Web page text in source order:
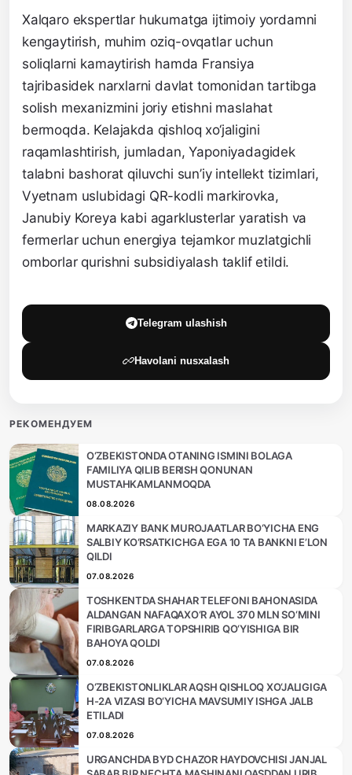
Xalqaro ekspertlar hukumatga ijtimoiy yordamni
kengaytirish, muhim oziq-ovqatlar uchun
soliqlarni kamaytirish hamda Fransiya
tajribasidek narxlarni davlat tomonidan tartibga
solish mexanizmini joriy etishni maslahat
bermoqda. Kelajakda qishloq xo‘jaligini
raqamlashtirish, jumladan, Yaponiyadagidek
talabni bashorat qiluvchi sun’iy intellekt tizimlari,
Vyetnam uslubidagi QR-kodli markirovka,
Janubiy Koreya kabi agarklusterlar yaratish va
fermerlar uchun energiya tejamkor muzlatgichli
omborlar qurishni subsidiyalash taklif etildi.
Telegram ulashish
Havolani nusxalash
РЕКОМЕНДУЕМ
O‘ZBEKISTONDA OTANING ISMINI BOLAGA
FAMILIYA QILIB BERISH QONUNAN
MUSTAHKAMLANMOQDA
08.08.2026
MARKAZIY BANK MUROJAATLAR BO‘YICHA ENG
SALBIY KO‘RSATKICHGA EGA 10 TA BANKNI E’LON
QILDI
07.08.2026
TOSHKENTDA SHAHAR TELEFONI BAHONASIDA
ALDANGAN NAFAQAXO‘R AYOL 370 MLN SO‘MINI
FIRIBGARLARGA TOPSHIRIB QO‘YISHIGA BIR
BAHOYA QOLDI
07.08.2026
O‘ZBEKISTONLIKLAR AQSH QISHLOQ XO‘JALIGIGA
H-2A VIZASI BO‘YICHA MAVSUMIY ISHGA JALB
ETILADI
07.08.2026
URGANCHDA BYD CHAZOR HAYDOVCHISI JANJAL